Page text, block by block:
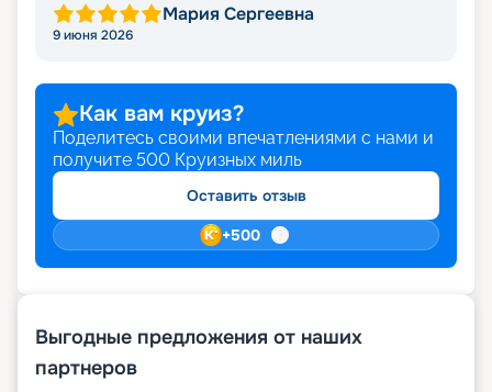
Мария Сергеевна
9 июня 2026
Как вам круиз?
Поделитесь своими впечатлениями с нами и
получите 500 Круизных миль
Оставить отзыв
+500
Выгодные предложения от наших
партнеров